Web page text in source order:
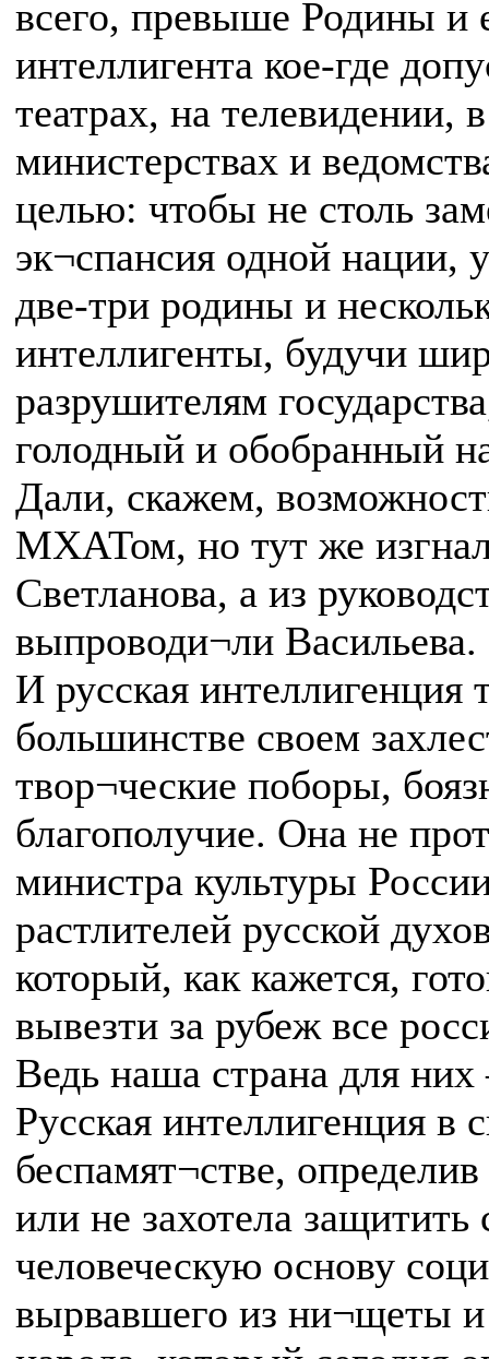
всего, превыше Родины и
интеллигента кое-где
театрах, на телевидении,
министерствах и
целью: чтобы не столь
эк¬спансия одной нации,
две-три родины и
интеллигенты, будучи
разрушителям
голодный и обобранный
Дали, скажем,
МХАТом, но тут же
Светланова, а из
выпроводи¬ли Васильева.
И русская интеллигенция
большинстве своем
твор¬ческие поборы,
благополучие. Она не
министра культуры
растлителей русской
который, как кажется,
вывезти за рубеж все
Ведь наша страна для
Русская интеллигенция в
беспамят¬стве,
или не захотела
человеческую основу
вырвавшего из ни¬щеты